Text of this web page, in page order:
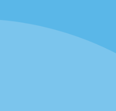
internationale